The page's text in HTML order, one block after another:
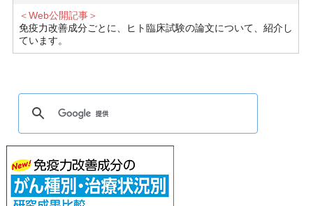
＜Web公開記事＞
免疫力改善成分ごとに、ヒト臨床試験の論文について、紹介し
ています。